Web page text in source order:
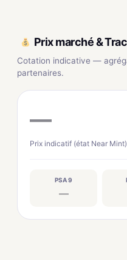
Prix marché &
Cotation indicative —
partenaires.
—
Prix indicatif (état Near Mint)
PSA 9
—